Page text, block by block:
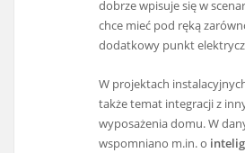
dobrze wpisuje się w
chce mieć pod ręką
dodatkowy punkt
W projektach
także temat integracji z
wyposażenia domu. W
wspomniano m.in. o